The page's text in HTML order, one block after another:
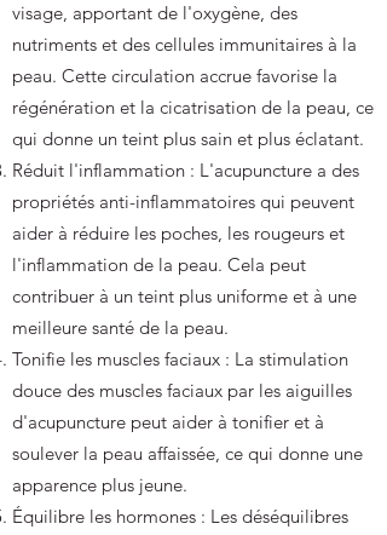
visage, apportant de l'oxygène, des
nutriments et des cellules immunitaires à la
peau. Cette circulation accrue favorise la
régénération et la cicatrisation de la peau, ce
qui donne un teint plus sain et plus éclatant.
Réduit l'inflammation : L'acupuncture a des
propriétés anti-inflammatoires qui peuvent
aider à réduire les poches, les rougeurs et
l'inflammation de la peau. Cela peut
contribuer à un teint plus uniforme et à une
meilleure santé de la peau.
Tonifie les muscles faciaux : La stimulation
douce des muscles faciaux par les aiguilles
d'acupuncture peut aider à tonifier et à
soulever la peau affaissée, ce qui donne une
apparence plus jeune.
Équilibre les hormones : Les déséquilibres